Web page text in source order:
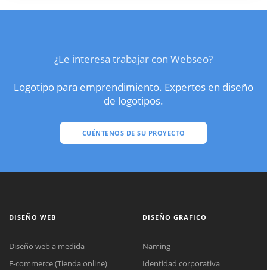
¿Le interesa trabajar con Webseo?
Logotipo para emprendimiento. Expertos en diseño
de logotipos.
CUÉNTENOS DE SU PROYECTO
DISEÑO WEB
Diseño web a medida
E-commerce (Tienda online)
DISEÑO GRAFICO
Naming
Identidad corporativa